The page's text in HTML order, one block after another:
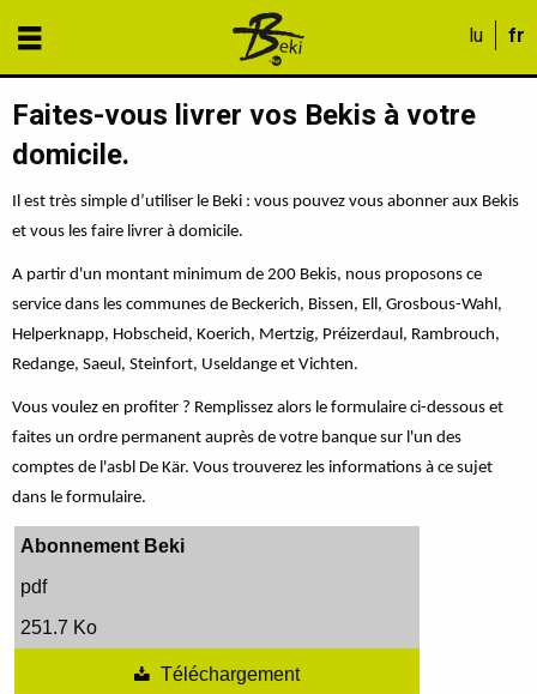
Faites-vous livrer vos Bekis à votre
domicile.
Il est très simple d’utiliser le Beki : vous pouvez vous abonner aux Bekis
et vous les faire livrer à domicile.
A partir d'un montant minimum de 200 Bekis, nous proposons ce
service dans les communes de Beckerich, Bissen, Ell, Grosbous-Wahl,
Helperknapp, Hobscheid, Koerich, Mertzig, Préizerdaul, Rambrouch,
Redange, Saeul, Steinfort, Useldange et Vichten.
Vous voulez en profiter ? Remplissez alors le formulaire ci-dessous et
faites un ordre permanent auprès de votre banque sur l'un des
comptes de l'asbl De Kär. Vous trouverez les informations à ce sujet
dans le formulaire.
Abonnement Beki
pdf
251.7 Ko
Téléchargement